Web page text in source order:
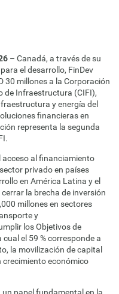
– Canadá, a través de su
el desarrollo, FinDev
30 millones a la Corporación
de Infraestructura (CIFI),
y energía del
financieras en
representa la segunda
acceso al financiamiento
privado en países
en América Latina y el
la brecha de inversión
millones en sectores
y
los Objetivos de
el 59 % corresponde a
la movilización de capital
crecimiento económico